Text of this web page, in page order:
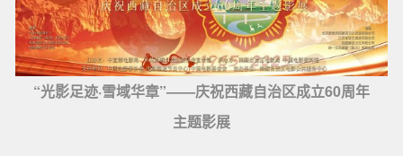
“光影足迹·雪域华章”——庆祝西藏自治区成立60周年
主题影展